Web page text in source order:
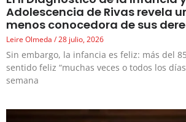
Adolescencia de Rivas revela
menos conocedora de sus
Leire Olmeda 28 julio, 2026
Sin embargo, la infancia es feliz: más del
sentido feliz “muchas veces o todos los
semana